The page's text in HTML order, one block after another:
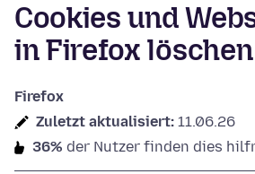
Cookies und
in Firefox löschen
Firefox
Zuletzt aktualisiert: 11.06.26
36% der Nutzer finden dies